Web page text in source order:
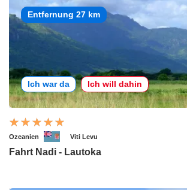
Entfernung 27 km
Ich war da Ich will dahin
Ozeanien Viti Levu
Fahrt Nadi - Lautoka